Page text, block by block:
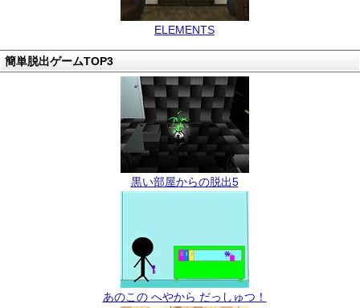
ELEMENTS
簡単脱出ゲームTOP3
黒い部屋からの脱出5
あのこの へやから だっしゅつ！